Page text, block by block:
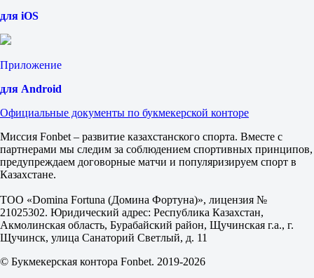
Чуничи Драгонс
низ 6, B:0 S:0 O:1, ---
Фора
1
2
0
1.65
0
2.10
Тотал
Б
М
1.5
2.02
ИТ 1
Б
М
1.35
для iOS
Приложение
для Android
Официальные документы по букмекерской конторе
Миссия Fonbet – развитие казахстанского спорта. Вместе с
партнерами мы следим за соблюдением спортивных принципов,
предупреждаем договорные матчи и популяризируем спорт в
Казахстане.
ТОО «Domina Fortuna (Домина Фортуна)», лицензия №
21025302. Юридический адрес: Республика Казахстан,
Акмолинская область, Бурабайский район, Щучинская г.а., г.
Щучинск, улица Санаторий Светлый, д. 11
© Букмекерская контора Fonbet. 2019-2026